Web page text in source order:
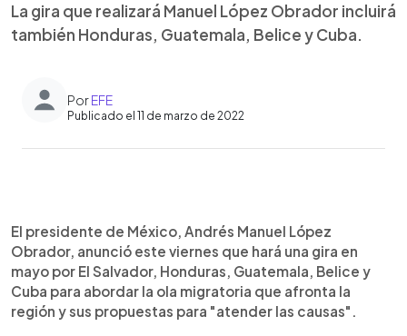
La gira que realizará Manuel López Obrador incluirá
también Honduras, Guatemala, Belice y Cuba.
PorEFE
Publicado el 11 de marzo de 2022
► Escuchar artículo
El presidente de México, Andrés Manuel López
Obrador, anunció este viernes que hará una gira en
mayo por El Salvador, Honduras, Guatemala, Belice y
Cuba para abordar la ola migratoria que afronta la
región y sus propuestas para "atender las causas".